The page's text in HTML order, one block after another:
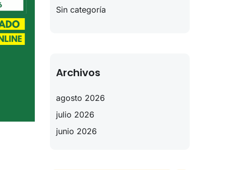
Sin categoría
Archivos
agosto 2026
julio 2026
junio 2026